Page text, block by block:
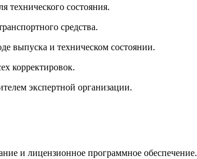
технического состояния.
средства.
выпуска и техническом состоянии.
корректировок.
экспертной организации.
и лицензионное программное обеспечение.